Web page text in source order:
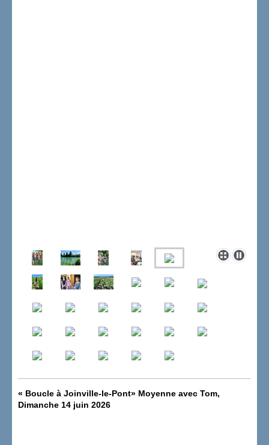
« Boucle à Joinville-le-Pont» Moyenne avec Tom,
Dimanche 14 juin 2026